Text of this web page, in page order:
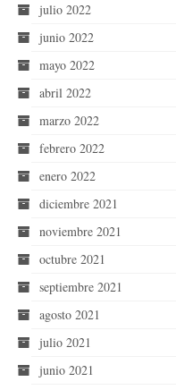
julio 2022
junio 2022
mayo 2022
abril 2022
marzo 2022
febrero 2022
enero 2022
diciembre 2021
noviembre 2021
octubre 2021
septiembre 2021
agosto 2021
julio 2021
junio 2021